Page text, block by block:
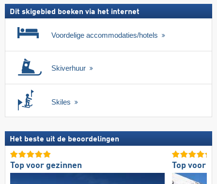
Dit skigebied boeken via het internet
Voordelige accommodaties/hotels
Skiverhuur
Skiles
Het beste uit de beoordelingen
Top voor gezinnen Top voor